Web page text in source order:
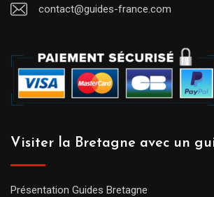
contact@guides-france.com
Visiter la Bretagne avec un
Présentation Guides Bretagne